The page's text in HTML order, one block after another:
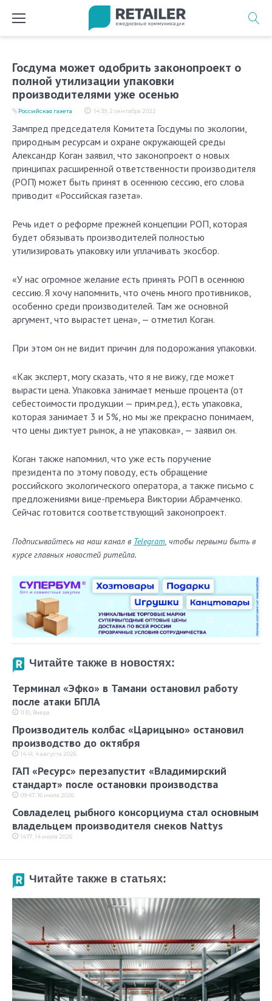
Госдума может одобрить законопроект о
полной утилизации упаковки
производителями уже осенью
14:39, 2 сентября 2022
Российская газета
Зампред председателя Комитета Госдумы по экологии,
природным ресурсам и охране окружающей среды
Александр Коган заявил, что законопроект о новых
принципах расширенной ответственности производителя
(РОП) может быть принят в осеннюю сессию, его слова
приводит «Российская газета».
Речь идет о реформе прежней концепции РОП, которая
будет обязывать производителей полностью
утилизировать упаковку или уплачивать экосбор.
«У нас огромное желание есть принять РОП в осеннюю
сессию. Я хочу напомнить, что очень много противников,
особенно среди производителей. Там же основной
аргумент, что вырастет цена», — отметил Коган.
При этом он не видит причин для подорожания упаковки.
«Как эксперт, могу сказать, что я не вижу, где может
вырасти цена. Упаковка занимает меньше процента (от
себестоимости продукции — прим.ред.), есть упаковка,
которая занимает 3 и 5%, но мы же прекрасно понимаем,
что цены диктует рынок, а не упаковка», — заявил он.
Коган также напомнил, что уже есть поручение
президента по этому поводу, есть обращение
российского экологического оператора, а также письмо с
предложениями вице-премьера Виктории Абрамченко.
Сейчас готовится соответствующий законопроект.
Подписывайтесь на наш канал в Telegram, чтобы первыми быть в
курсе главных новостей ритейла.
Читайте также в новостях:
Терминал «Эфко» в Тамани остановил работу
после атаки БПЛА
11:10, Вчера
Производитель колбас «Царицыно» остановил
производство до октября
14:41, 4 августа 2026
ГАП «Ресурс» перезапустит «Владимирский
стандарт» после остановки производства
09:47, 16 июля 2026
Совладелец рыбного консорциума стал основным
владельцем производителя снеков Nattys
14:17, 14 июля 2026
Читайте также в статьях: